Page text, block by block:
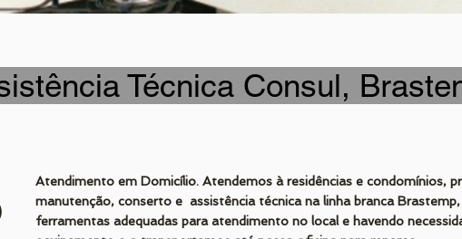
Técnica Consul,
Atendimento em Domicílio. Atendemos à residências e condomínios,
manutenção, conserto e assistência técnica na linha branca
ferramentas adequadas para atendimento no local e havendo